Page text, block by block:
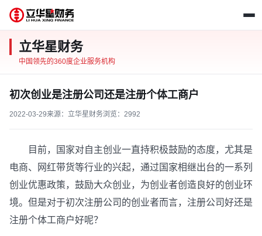
立华星财务
中国领先的360度企业服务机构
初次创业是注册公司还是注册个体工商户
2022-03-29来源：立华星财务浏览：2992
目前，国家对自主创业一直持积极鼓励的态度，尤其是
电商、网红带货等行业的兴起，通过国家相继出台的一系列
创业优惠政策，鼓励大众创业，为创业者创造良好的创业环
境。但是对于初次注册公司的创业者而言，注册公司好还是
注册个体工商户好呢？